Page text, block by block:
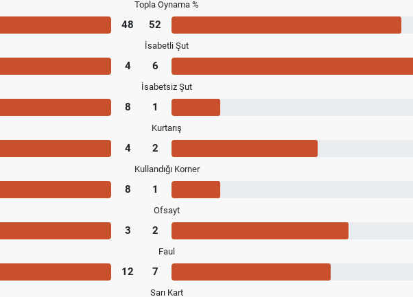
Topla Oynama %
48 52
İsabetli Şut
4 6
İsabetsiz Şut
8 1
Kurtarış
4 2
Kullandığı Korner
8 1
Ofsayt
3 2
Faul
12 7
Sarı Kart